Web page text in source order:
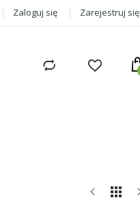
Zaloguj się Zarejestruj się